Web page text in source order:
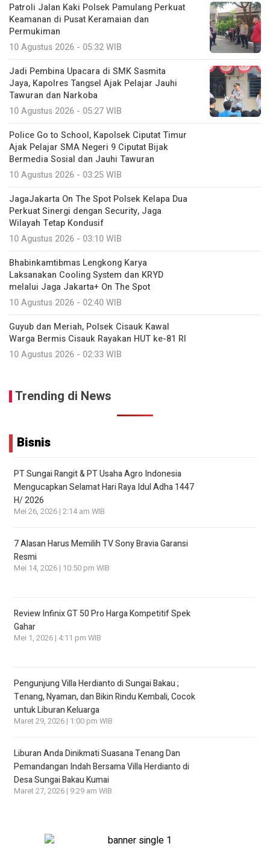
Patroli Jalan Kaki Polsek Pamulang Perkuat
Keamanan di Pusat Keramaian dan
Permukiman
10 Agustus 2026 - 05:32 WIB
Jadi Pembina Upacara di SMK Sasmita
Jaya, Kapolres Tangsel Ajak Pelajar Jauhi
Tawuran dan Narkoba
10 Agustus 2026 - 05:27 WIB
Police Go to School, Kapolsek Ciputat Timur
Ajak Pelajar SMA Negeri 9 Ciputat Bijak
Bermedia Sosial dan Jauhi Tawuran
10 Agustus 2026 - 03:25 WIB
JagaJakarta On The Spot Polsek Kelapa Dua
Perkuat Sinergi dengan Security, Jaga
Wilayah Tetap Kondusif
10 Agustus 2026 - 03:10 WIB
Bhabinkamtibmas Lengkong Karya
Laksanakan Cooling System dan KRYD
melalui Jaga Jakarta+ On The Spot
10 Agustus 2026 - 02:40 WIB
Guyub dan Meriah, Polsek Cisauk Kawal
Warga Bermis Cisauk Rayakan HUT ke-81 RI
10 Agustus 2026 - 02:33 WIB
Trending di News
Bisnis
PT Sungai Rangit & PT Usaha Agro Indonesia
Mengucapkan Selamat Hari Raya Idul Adha 1447
H/ 2026
Mei 26, 2026 | 2:14 am WIB
7 Alasan Harus Memilih TV Sony Bravia Garansi
Resmi
Mei 14, 2026 | 10:50 pm WIB
Review Infinix GT 50 Pro Harga Kompetitif Spek
Gahar
Mei 1, 2026 | 4:11 pm WIB
Pengunjung Villa Herdianto di Sungai Bakau ;
Tenang, Nyaman, dan Bikin Rindu Kembali, Cocok
untuk Liburan Keluarga
Maret 29, 2026 | 1:00 pm WIB
Liburan Anda Dinikmati Suasana Tenang Dan
Pemandangan Indah Bersama Villa Herdianto di
Desa Sungai Bakau Kumai
Maret 27, 2026 | 9:29 am WIB